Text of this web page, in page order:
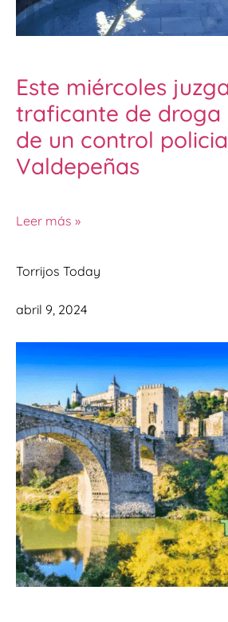
Este miércoles
traficante de droga
de un control
Valdepeñas
Leer más »
Torrijos Today
abril 9, 2024